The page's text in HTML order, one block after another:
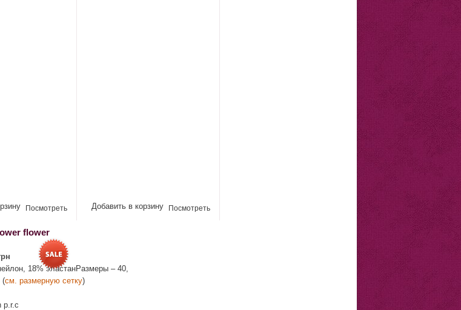
Посмотреть Добавить в корзину Посмотреть
flower
18% эластанРазмеры – 40,
(см. размерную сетку)
p.r.c